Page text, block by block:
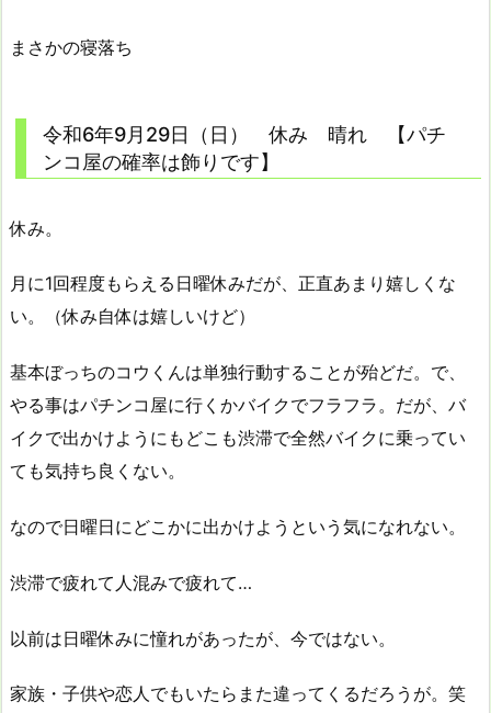
まさかの寝落ち
令和6年9月29日（日） 休み 晴れ 【パチ
ンコ屋の確率は飾りです】
休み。
月に1回程度もらえる日曜休みだが、正直あまり嬉しくな
い。（休み自体は嬉しいけど）
基本ぼっちのコウくんは単独行動することが殆どだ。で、
やる事はパチンコ屋に行くかバイクでフラフラ。だが、バ
イクで出かけようにもどこも渋滞で全然バイクに乗ってい
ても気持ち良くない。
なので日曜日にどこかに出かけようという気になれない。
渋滞で疲れて人混みで疲れて…
以前は日曜休みに憧れがあったが、今ではない。
家族・子供や恋人でもいたらまた違ってくるだろうが。笑